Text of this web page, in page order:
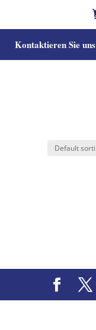
Kontaktieren Sie uns